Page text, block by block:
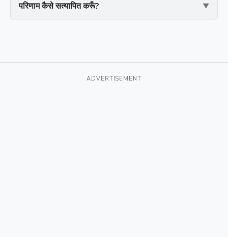
परिणाम कैसे सत्यापित करूँ?
ADVERTISEMENT